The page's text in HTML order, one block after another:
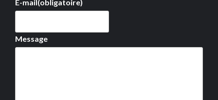
E-mail(obligatoire)
Message